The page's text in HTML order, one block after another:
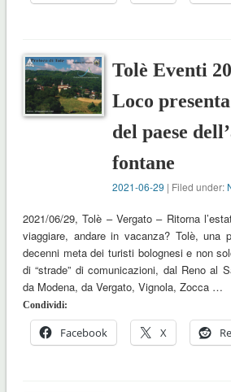
Tolè Eventi
Loco
del paese
fontane
2021-06-29 | Filed under:
2021/06/29, Tolè – Vergato – Ritorna
viaggiare, andare in vacanza? Tolè, una
decenni meta dei turisti bolognesi e non
di “strade” di comunicazioni, dal Reno al
da Modena, da Vergato, Vignola, Zocca …
Condividi:
Facebook X